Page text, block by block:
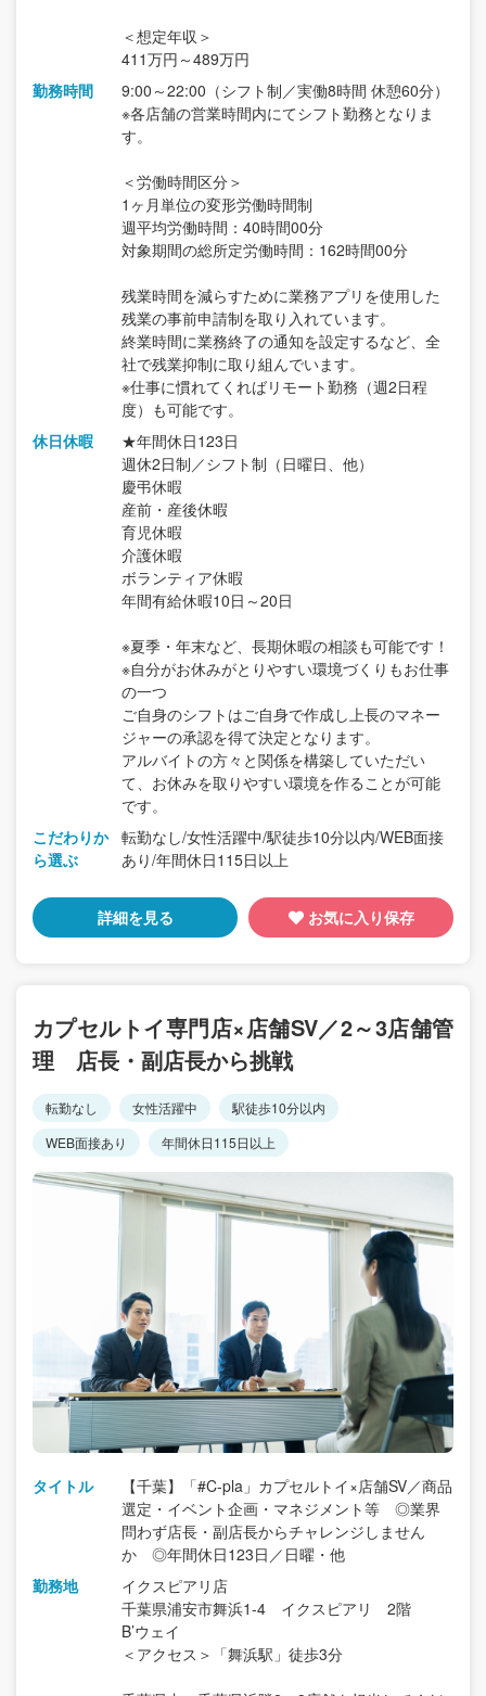
＜想定年収＞
411万円～489万円
勤務時間
9:00～22:00（シフト制／実働8時間 休憩60分）
※各店舗の営業時間内にてシフト勤務となりま
す。
＜労働時間区分＞
1ヶ月単位の変形労働時間制
週平均労働時間：40時間00分
対象期間の総所定労働時間：162時間00分
残業時間を減らすために業務アプリを使用した
残業の事前申請制を取り入れています。
終業時間に業務終了の通知を設定するなど、全
社で残業抑制に取り組んでいます。
※仕事に慣れてくればリモート勤務（週2日程
度）も可能です。
休日休暇
★年間休日123日
週休2日制／シフト制（日曜日、他）
慶弔休暇
産前・産後休暇
育児休暇
介護休暇
ボランティア休暇
年間有給休暇10日～20日
※夏季・年末など、長期休暇の相談も可能です！
※自分がお休みがとりやすい環境づくりもお仕事
の一つ
ご自身のシフトはご自身で作成し上長のマネー
ジャーの承認を得て決定となります。
アルバイトの方々と関係を構築していただい
て、お休みを取りやすい環境を作ることが可能
です。
こだわりか
ら選ぶ
転勤なし/女性活躍中/駅徒歩10分以内/WEB面接
あり/年間休日115日以上
詳細を見る お気に入り保存
カプセルトイ専門店×店舗SV／2～3店舗管
理 店長・副店長から挑戦
転勤なし 女性活躍中
駅徒歩10分以内
WEB面接あり
年間休日115日以上
タイトル
【千葉】「#C-pla」カプセルトイ×店舗SV／商品
選定・イベント企画・マネジメント等 ◎業界
問わず店長・副店長からチャレンジしません
か ◎年間休日123日／日曜・他
勤務地
イクスピアリ店
千葉県浦安市舞浜1-4 イクスピアリ 2階
B’ウェイ
＜アクセス＞「舞浜駅」徒歩3分